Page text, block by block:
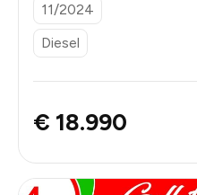
11/2024
Diesel
€ 18.990